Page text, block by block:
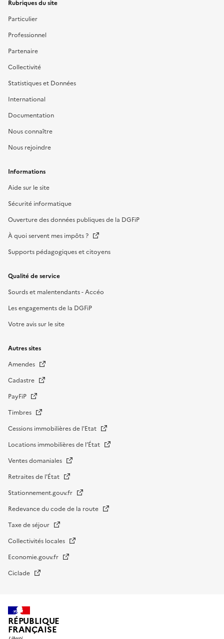
Rubriques du site
Particulier
Professionnel
Partenaire
Collectivité
Statistiques et Données
International
Documentation
Nous connaître
Nous rejoindre
Informations
Aide sur le site
Sécurité informatique
Ouverture des données publiques de la DGFiP
À quoi servent mes impôts ?
Supports pédagogiques et citoyens
Qualité de service
Sourds et malentendants - Accéo
Les engagements de la DGFiP
Votre avis sur le site
Autres sites
Amendes
Cadastre
PayFiP
Timbres
Cessions immobilières de l'Etat
Locations immobilières de l’État
Ventes domaniales
Retraites de l'État
Stationnement.gouv.fr
Redevance du code de la route
Taxe de séjour
Collectivités locales
Economie.gouv.fr
Ciclade
RÉPUBLIQUE
FRANÇAISE